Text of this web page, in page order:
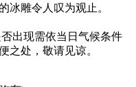
冰雕令人叹为观止。
出现需依当日气候条件
之处，敬请见谅。